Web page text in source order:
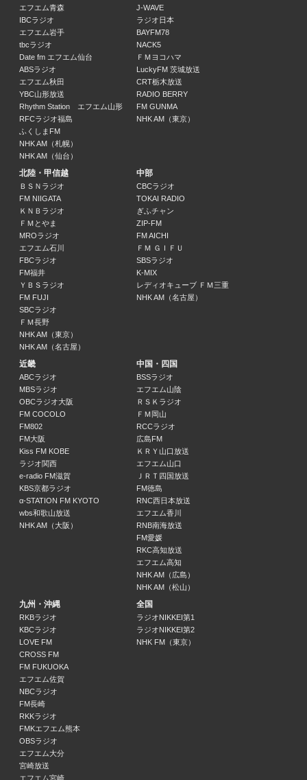
ウインズ平阪の紀州和歌山へ！
ウインズ平阪、赤井ゆかり
09:00 ～ 10:00
ウインズ平阪の紀州和歌山へ！
ウインズ平阪、赤井ゆかり
10:00 ～ 11:00
ウインズ平阪の紀州和歌山へ！
ウインズ平阪、赤井ゆかり
11:00 ～ 11:30
あなたをまもる医療機器
赤井ゆかり 他
11:30 ～ 11:40
県庁だより
中川智美、関陽菜子
11:40 ～ 11:50
ウインズ平阪の紀州和歌山へ！
ウインズ平阪、赤井ゆかり
11:50 ～ 12:00
ニュース・天気予報
赤井ゆかり
12:00 ～ 12:05
ラジオカフェサタデー
赤井ゆかり
12:05 ～ 13:00
ニュース・天気予報・交通情報
ワールドサイクリスト支援競輪実況中継
14:30 ～ 15:45
Face the Music
15:45 ～ 16:00
Let's Enjoy! ゆうゆうミュージック♪
石元優々
16:00 ～ 17:00
サタデーニュース＆スポーツ
週替わりパーソナリティー
17:00 ～ 18:00
エフエム青森
IBCラジオ
エフエム岩手
tbcラジオ
Date fm エフエム仙台
ABSラジオ
エフエム秋田
YBC山形放送
Rhythm Station エフエム山形
RFCラジオ福島
ふくしまFM
NHK AM（札幌）
NHK AM（仙台）
J-WAVE
ラジオ日本
BAYFM78
NACK5
ＦＭヨコハマ
LuckyFM 茨城放送
CRT栃木放送
RADIO BERRY
FM GUNMA
NHK AM（東京）
北陸・甲信越
ＢＳＮラジオ
FM NIIGATA
ＫＮＢラジオ
ＦＭとやま
MROラジオ
エフエム石川
FBCラジオ
FM福井
ＹＢＳラジオ
FM FUJI
SBCラジオ
ＦＭ長野
NHK AM（東京）
NHK AM（名古屋）
中部
CBCラジオ
TOKAI RADIO
ぎふチャン
ZIP-FM
FM AICHI
ＦＭ ＧＩＦＵ
SBSラジオ
K-MIX
レディオキューブ ＦＭ三重
NHK AM（名古屋）
近畿
ABCラジオ
MBSラジオ
OBCラジオ大阪
FM COCOLO
FM802
FM大阪
Kiss FM KOBE
ラジオ関西
e-radio FM滋賀
KBS京都ラジオ
α-STATION FM KYOTO
wbs和歌山放送
NHK AM（大阪）
中国・四国
BSSラジオ
エフエム山陰
ＲＳＫラジオ
ＦＭ岡山
RCCラジオ
広島FM
ＫＲＹ山口放送
エフエム山口
ＪＲＴ四国放送
FM徳島
RNC西日本放送
エフエム香川
RNB南海放送
FM愛媛
RKC高知放送
エフエム高知
NHK AM（広島）
NHK AM（松山）
九州・沖縄
RKBラジオ
KBCラジオ
LOVE FM
CROSS FM
FM FUKUOKA
エフエム佐賀
NBCラジオ
FM長崎
RKKラジオ
FMKエフエム熊本
OBSラジオ
エフエム大分
宮崎放送
エフエム宮崎
全国
ラジオNIKKEI第1
ラジオNIKKEI第2
NHK FM（東京）